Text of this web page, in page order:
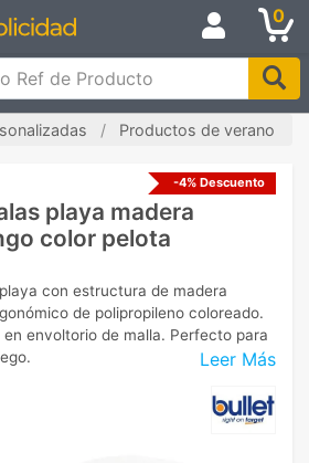
0
de Producto
Productos de verano
-4% Descuento
playa madera
color pelota
Leer Más
con estructura de madera
de polipropileno coloreado.
envoltorio de malla. Perfecto para